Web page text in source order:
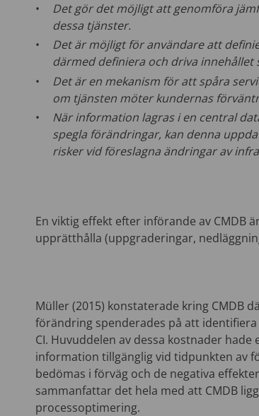
Det gör det möjligt att genomföra
dessa tjänster.
Det är möjligt för användare att
därmed definiera och driva innehållet
Det är en mekanism för att spåra
om tjänsten möter kundernas
När information lagras i en central
spegla förändringar, kan denna
risker vid föreslagna ändringar av
En viktig effekt efter införande av CMDB
upprätthålla (uppgraderingar,
Müller (2015) konstaterade kring CMDB
förändring spenderades på att
CI. Huvuddelen av dessa kostnader
information tillgänglig vid tidpunkten av
bedömas i förväg och de negativa
sammanfattar det hela med att CMDB
processoptimering.